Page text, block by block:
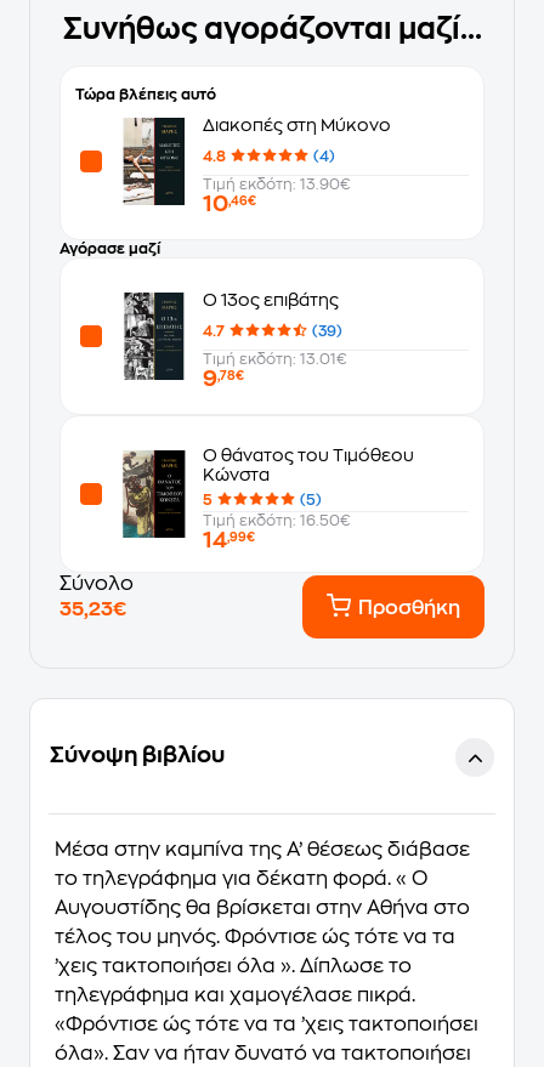
Συνήθως αγοράζονται μαζί...
Τώρα βλέπεις αυτό
Διακοπές στη Μύκονο
4.8
(4)
Τιμή εκδότη: 13.90€
10,46€
Αγόρασε μαζί
Ο 13ος επιβάτης
4.7
(39)
Τιμή εκδότη: 13.01€
9,78€
Ο θάνατος του Τιμόθεου
Κώνστα
5
(5)
Τιμή εκδότη: 16.50€
14,99€
Σύνολο
35,23€
Προσθήκη
Σύνοψη βιβλίου
Μέσα στην καμπίνα της Α’ θέσεως διάβασε
το τηλεγράφημα για δέκατη φορά. « Ο
Αυγουστίδης θα βρίσκεται στην Αθήνα στο
τέλος του μηνός. Φρόντισε ώς τότε να τα
’χεις τακτοποιήσει όλα ». Δίπλωσε το
τηλεγράφημα και χαμογέλασε πικρά.
«Φρόντισε ώς τότε να τα ’χεις τακτοποιήσει
όλα». Σαν να ήταν δυνατό να τακτοποιήσει